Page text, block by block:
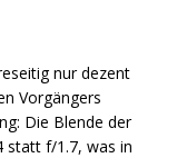
nur dezent
Vorgängers
Die Blende der
statt f/1.7, was in